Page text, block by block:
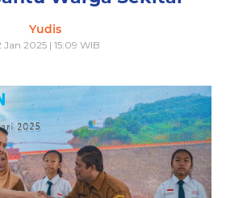
Yudis
Jan 2025 | 15:09 WIB